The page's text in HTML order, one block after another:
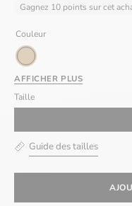
Gagnez 10 points sur cet
Taille
Couleur
Camel
AFFICHER PLUS
Guide des tailles